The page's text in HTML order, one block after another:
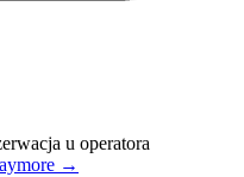
u operatora
→